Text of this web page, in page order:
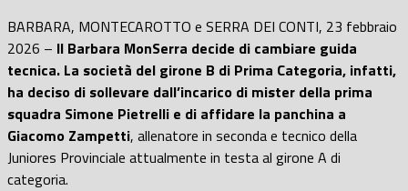
BARBARA, MONTECAROTTO e SERRA DEI CONTI, 23 febbraio
2026 – Il Barbara MonSerra decide di cambiare guida
tecnica. La società del girone B di Prima Categoria, infatti,
ha deciso di sollevare dall’incarico di mister della prima
squadra Simone Pietrelli e di affidare la panchina a
Giacomo Zampetti, allenatore in seconda e tecnico della
Juniores Provinciale attualmente in testa al girone A di
categoria.